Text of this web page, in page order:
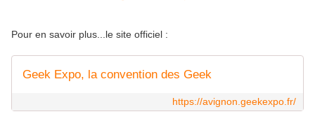
Pour en savoir plus...le site officiel :
Geek Expo, la convention des Geek
https://avignon.geekexpo.fr/